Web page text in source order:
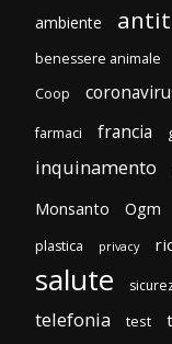
ambiente
benessere animale
Coop
farmaci francia
inquinamento
Monsanto Ogm
plastica privacy
salute
telefonia test